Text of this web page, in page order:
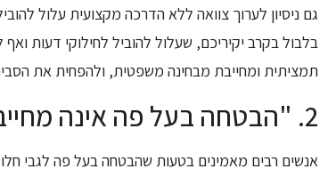
גם ניסיון לערוך צוואה ללא הדרכה מקצועית עלול
בלבול בקרב יקיריכם, שעלול להוביל לחילוקי דעות
תמציתית ומחייבת מבחינה משפטית, ולהפחית את
2. "הבטחה בעל פה אינה מחייבת משפטית": המשמעות של צוואה בעל-פה
אנשים רבים מאמינים בטעות שהבטחה בעל פה לגבי